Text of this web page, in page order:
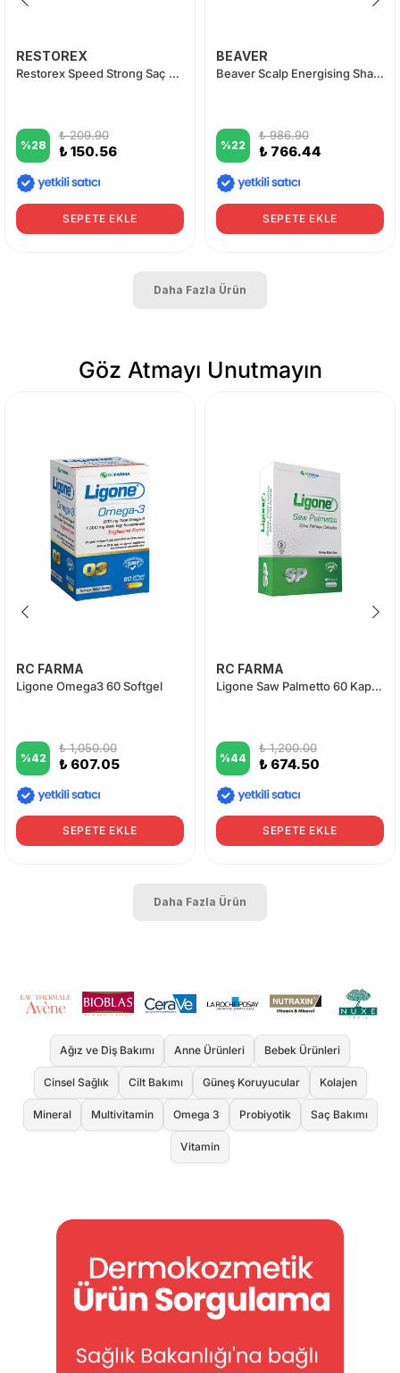
RESTOREX
Restorex Speed Strong Saç Bakım Kremi 250 ml
%28
₺ 209.90
₺ 150.56
SEPETE EKLE
BEAVER
Beaver Scalp Energising Shampoo 258 ml
%22
₺ 986.90
₺ 766.44
SEPETE EKLE
Daha Fazla Ürün
Göz Atmayı Unutmayın
RC FARMA
Ligone Omega3 60 Softgel
%42
₺ 1,050.00
₺ 607.05
SEPETE EKLE
RC FARMA
Ligone Saw Palmetto 60 Kapsül
%44
₺ 1,200.00
₺ 674.50
SEPETE EKLE
Daha Fazla Ürün
Ağız ve Diş Bakımı Anne Ürünleri Bebek Ürünleri
Cinsel Sağlık Cilt Bakımı Güneş Koruyucular Kolajen
Mineral Multivitamin Omega 3 Probiyotik Saç Bakımı
Vitamin